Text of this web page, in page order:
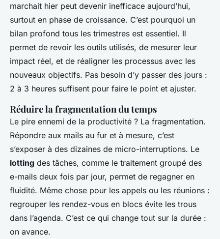
marchait hier peut devenir inefficace aujourd’hui,
surtout en phase de croissance. C’est pourquoi un
bilan profond tous les trimestres est essentiel. Il
permet de revoir les outils utilisés, de mesurer leur
impact réel, et de réaligner les processus avec les
nouveaux objectifs. Pas besoin d’y passer des jours :
2 à 3 heures suffisent pour faire le point et ajuster.
Réduire la fragmentation du temps
Le pire ennemi de la productivité ? La fragmentation.
Répondre aux mails au fur et à mesure, c’est
s’exposer à des dizaines de micro-interruptions. Le
lotting des tâches, comme le traitement groupé des
e-mails deux fois par jour, permet de regagner en
fluidité. Même chose pour les appels ou les réunions :
regrouper les rendez-vous en blocs évite les trous
dans l’agenda. C’est ce qui change tout sur la durée :
on avance.